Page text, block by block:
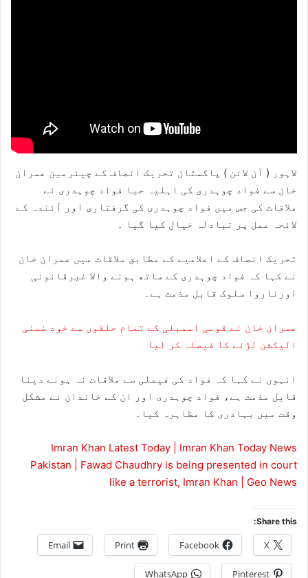
لاہور ( آن لائن ) پاکستان تحریک انصاف کے چیئرمین عمران
خان سے فواد چوہدری کی اہلیہ حبا فواد چوہدری نے
ملاقات کی جس میں فواد چوہدری کی گرفتاری اور آئندہ کے
لائحہ عمل پر تبادلہ خیال کیا گیا ۔
تحریک انصاف کے اعلامیے کے مطابق ملاقات میں عمران خان
نے کہا کہ فواد چوہدری کے ساتھ ہونے والا غیرقانونی
اورناروا سلوک قابل مذمت ہے۔
عمران خان نے قومی اسمبلی کے تمام حلقوں سے خود ضمنی
الیکشن لڑنے کا فیصلہ کر لیا
انہوں نے کہا کہ فواد کی فیملی سے ملاقات نہ ہونے دینا
قابل مذمت ہے، فواد چوہدری اور ان کے خاندان نے مشکل
وقت میں بہادری کا مظاہرہ کیا۔
Imran Khan Latest Today | Imran Khan Today News
Pakistan | Fawad Chaudhry is being presented in court
like a terrorist, Imran Khan | Geo News
Share this:
X
Facebook
Print
Email
Pinterest
WhatsApp